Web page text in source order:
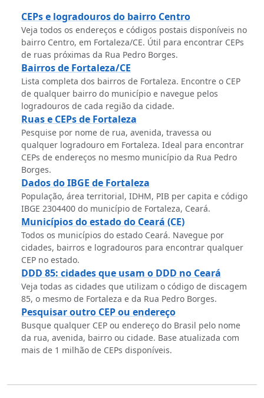
CEPs e logradouros do bairro Centro
Veja todos os endereços e códigos postais disponíveis no
bairro Centro, em Fortaleza/CE. Útil para encontrar CEPs
de ruas próximas da Rua Pedro Borges.
Bairros de Fortaleza/CE
Lista completa dos bairros de Fortaleza. Encontre o CEP
de qualquer bairro do município e navegue pelos
logradouros de cada região da cidade.
Ruas e CEPs de Fortaleza
Pesquise por nome de rua, avenida, travessa ou
qualquer logradouro em Fortaleza. Ideal para encontrar
CEPs de endereços no mesmo município da Rua Pedro
Borges.
Dados do IBGE de Fortaleza
População, área territorial, IDHM, PIB per capita e código
IBGE 2304400 do município de Fortaleza, Ceará.
Municípios do estado do Ceará (CE)
Todos os municípios do estado Ceará. Navegue por
cidades, bairros e logradouros para encontrar qualquer
CEP no estado.
DDD 85: cidades que usam o DDD no Ceará
Veja todas as cidades que utilizam o código de discagem
85, o mesmo de Fortaleza e da Rua Pedro Borges.
Pesquisar outro CEP ou endereço
Busque qualquer CEP ou endereço do Brasil pelo nome
da rua, avenida, bairro ou cidade. Base atualizada com
mais de 1 milhão de CEPs disponíveis.